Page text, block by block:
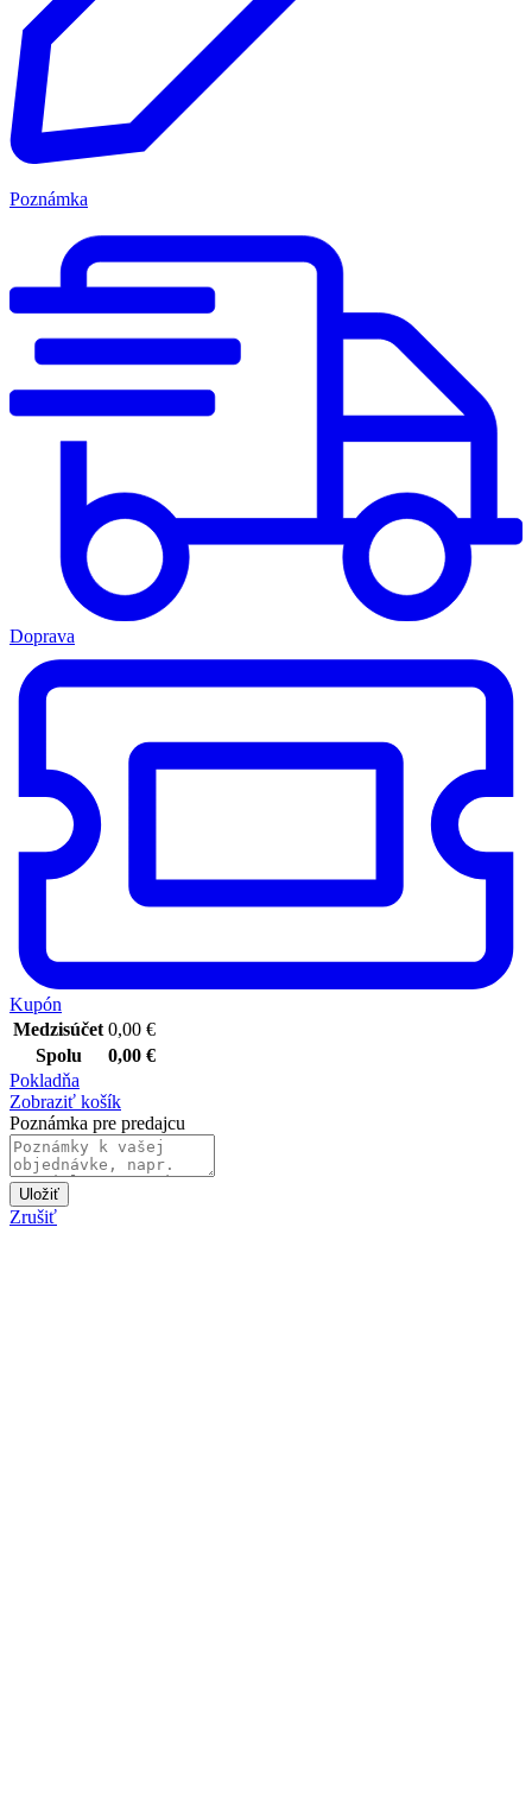
Poznámka
Doprava
Kupón
Medzisúčet 0,00 €
Spolu
0,00 €
Pokladňa
Zobraziť košík
Poznámka pre predajcu
Uložiť
Zrušiť